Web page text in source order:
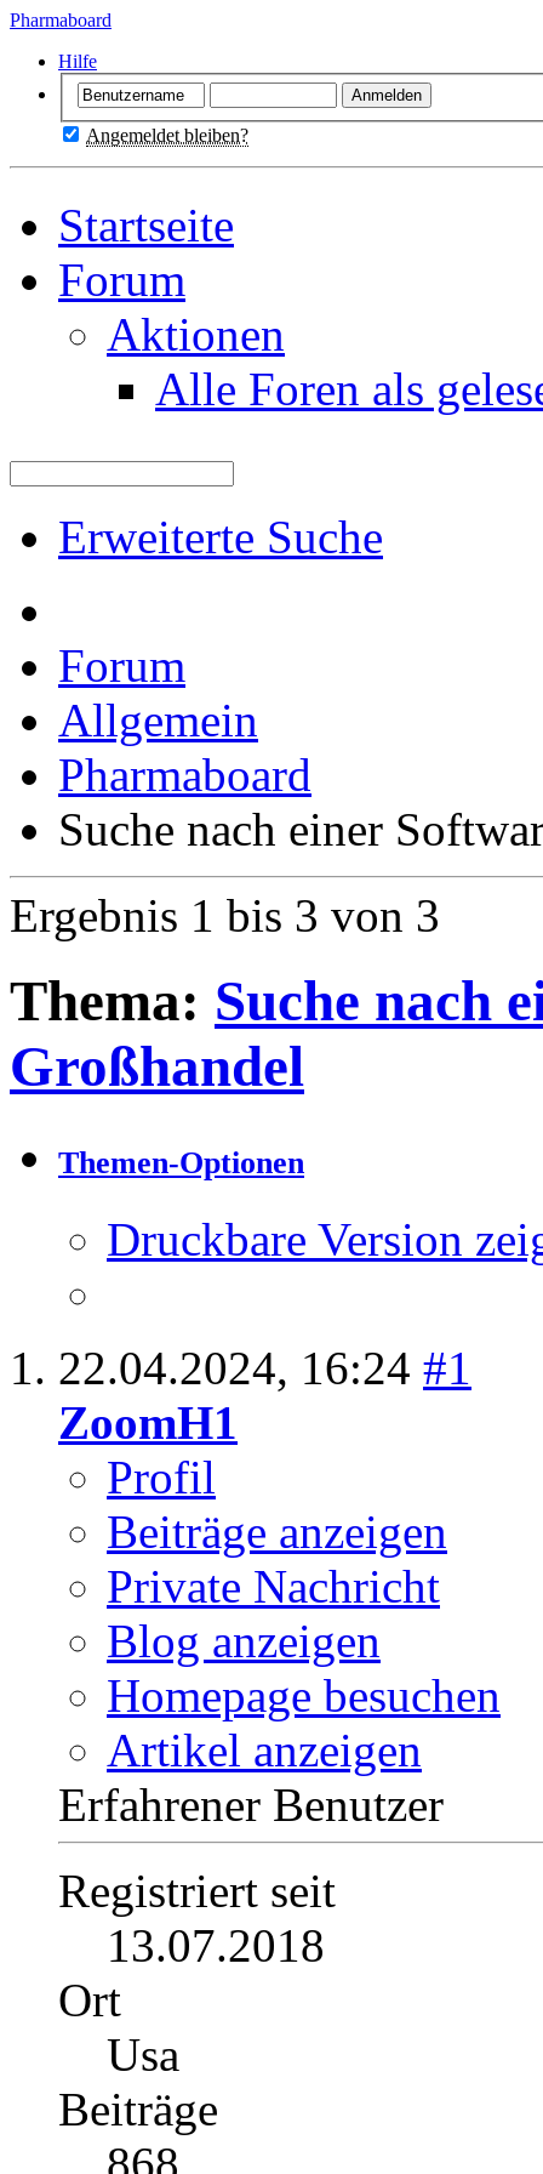
Pharmaboard
Hilfe
Angemeldet bleiben?
Startseite
Forum
Aktionen
Alle Foren als
Erweiterte Suche
Forum
Allgemein
Pharmaboard
Suche nach einer
Ergebnis 1 bis 3 von 3
Thema: Suche nach
Großhandel
Themen-Optionen
Druckbare Version
22.04.2024, 16:24 #1
ZoomH1
Profil
Beiträge anzeigen
Private Nachricht
Blog anzeigen
Homepage besuchen
Artikel anzeigen
Erfahrener Benutzer
Registriert seit
13.07.2018
Ort
Usa
Beiträge